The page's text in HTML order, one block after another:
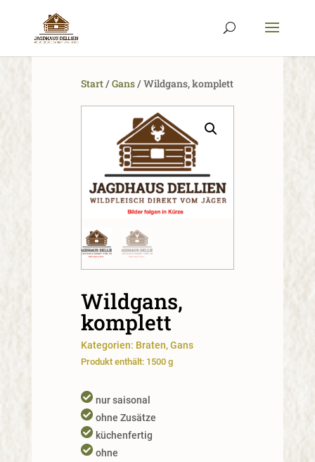
Start/Gans/ Wildgans, komplett
Wildgans,
komplett
Kategorien: Braten,Gans
Produkt enthält: 1500 g
nur saisonal
ohne Zusätze
küchenfertig
ohne